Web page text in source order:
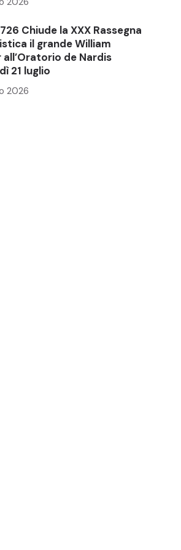
Chiude la XXX Rassegna
il grande William
de Nardis
21 luglio
2026